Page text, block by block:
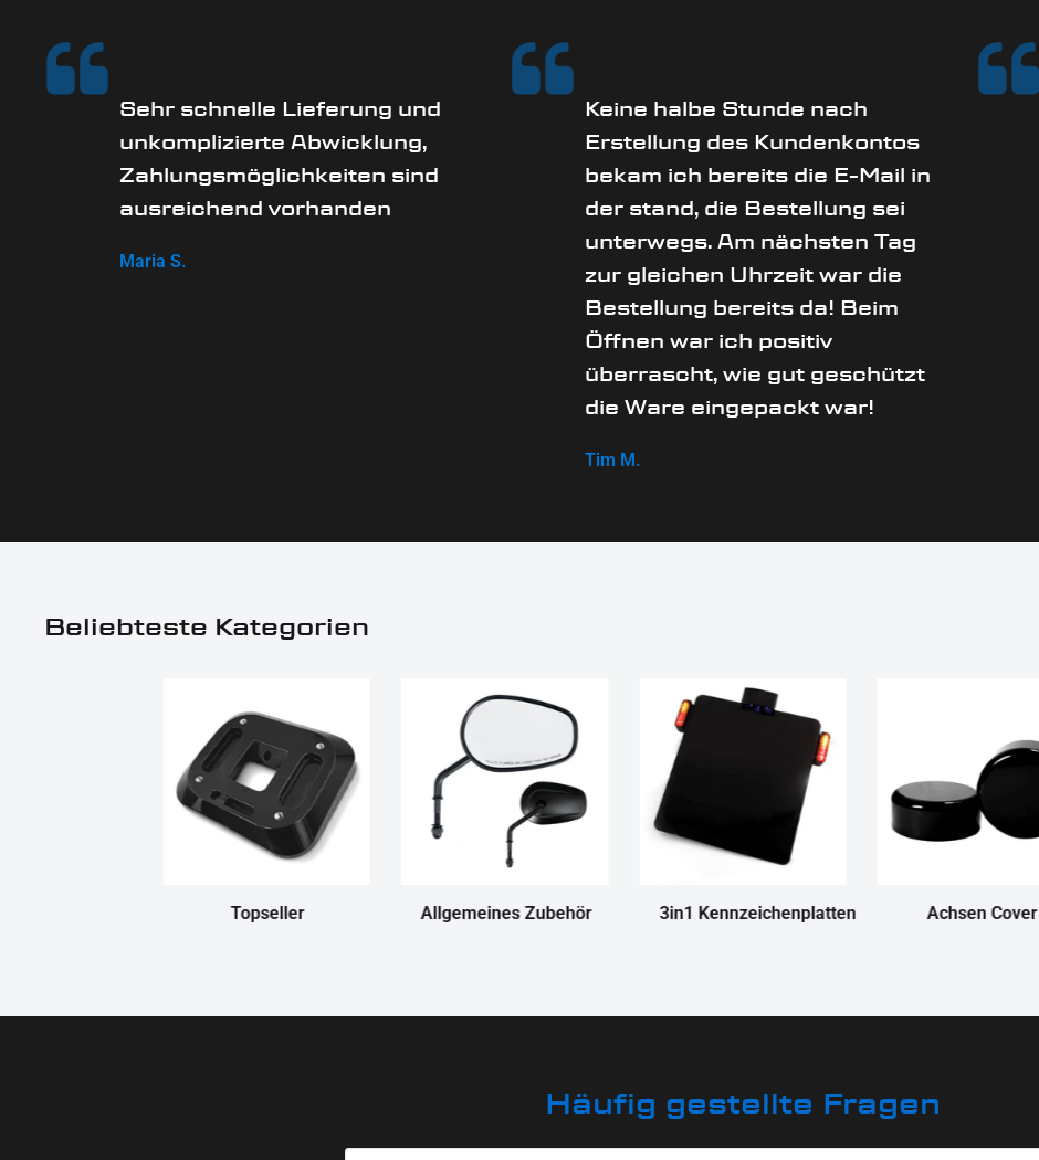
Sehr schnelle Lieferung und
unkomplizierte Abwicklung,
Zahlungsmöglichkeiten sind
ausreichend vorhanden
Maria S.
Keine halbe Stunde nach
Erstellung des Kundenkontos
bekam ich bereits die E-Mail in
der stand, die Bestellung sei
unterwegs. Am nächsten Tag
zur gleichen Uhrzeit war die
Bestellung bereits da! Beim
Öffnen war ich positiv
überrascht, wie gut geschützt
die Ware eingepackt war!
Tim M.
Beliebteste Kategorien
Topseller Allgemeines Zubehör 3in1 Kennzeichenplatten Achsen Cover
Häufig gestellte Fragen